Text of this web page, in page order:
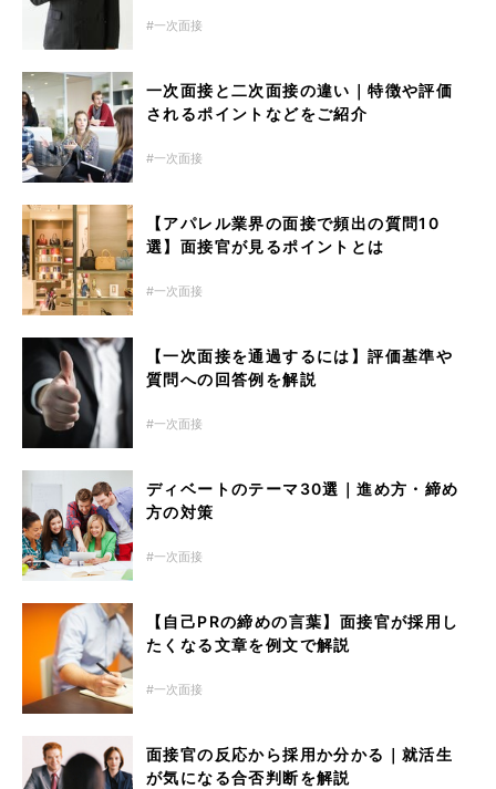
一次面接
一次面接と二次面接の違い｜特徴や評価
されるポイントなどをご紹介
一次面接
【アパレル業界の面接で頻出の質問10
選】面接官が見るポイントとは
一次面接
【一次面接を通過するには】評価基準や
質問への回答例を解説
一次面接
ディベートのテーマ30選｜進め方・締め
方の対策
一次面接
【自己PRの締めの言葉】面接官が採用し
たくなる文章を例文で解説
一次面接
面接官の反応から採用か分かる｜就活生
が気になる合否判断を解説